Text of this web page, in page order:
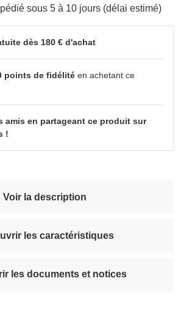
sous 5 à 10 jours (délai estimé)
dès 180 € d'achat
points de fidélitéen achetant ce
amis en partageant ce produit sur
!
Voir la description
les caractéristiques
les documents et notices